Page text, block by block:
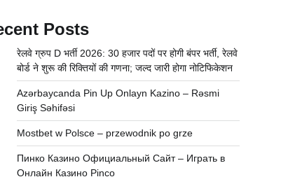
Posts
रेलवे ग्रुप D भर्ती 2026: 30 हजार पदों पर होगी बंपर भर्ती, रेलवे
बोर्ड ने शुरू की रिक्तियों की गणना; जल्द जारी होगा नोटिफिकेशन
Azərbaycanda Pin Up Onlayn Kazino – Rəsmi
Giriş Səhifəsi
Mostbet w Polsce – przewodnik po grze
Пинко Казино Официальный Сайт – Играть в
Онлайн Казино Pinco